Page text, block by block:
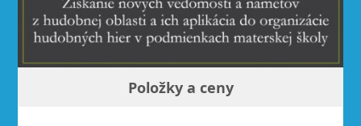
Položky a ceny